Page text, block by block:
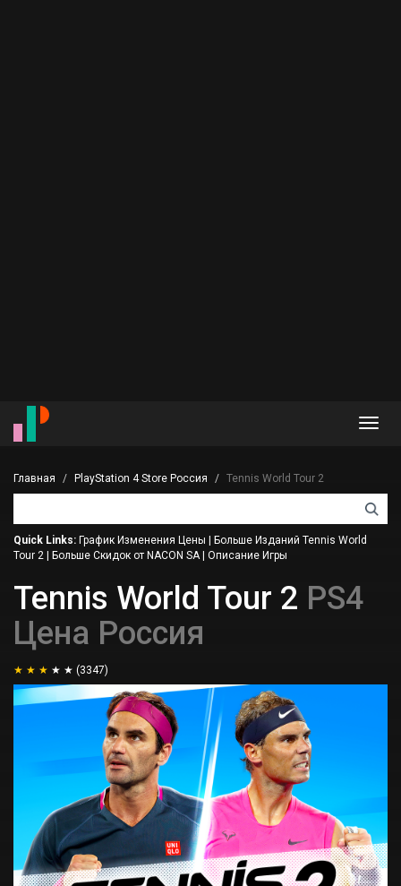
Главная PlayStation 4 Store Россия Tennis World Tour 2
Quick Links: График Изменения Цены
Больше Изданий Tennis World
Tour 2
Больше Скидок от NACON SA Описание Игры
Tennis World Tour 2 PS4
Цена Россия
(3347)